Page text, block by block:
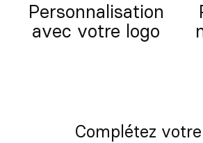
Personnalisation
avec votre logo
Complétez